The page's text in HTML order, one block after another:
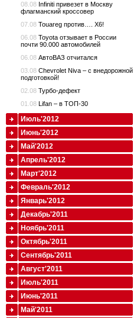
08.08 Infiniti привезет в Москву
флагманский кроссовер
07.08 Touareg против…. X6!
06.08 Toyota отзывает в России
почти 90.000 автомобилей
06.08 АвтоВАЗ отчитался
03.08 Chevrolet Niva – с внедорожной
подготовкой!
02.08 Турбо-дефект
01.08 Lifan – в ТОП-30
Июль'2012
Июнь'2012
Май'2012
Апрель'2012
Март'2012
Февраль'2012
Январь'2012
Декабрь'2011
Ноябрь'2011
Октябрь'2011
Сентябрь'2011
Август'2011
Июль'2011
Июнь'2011
Май'2011